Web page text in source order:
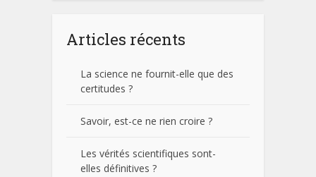
Articles récents
La science ne fournit-elle que des
certitudes ?
Savoir, est-ce ne rien croire ?
Les vérités scientifiques sont-
elles définitives ?